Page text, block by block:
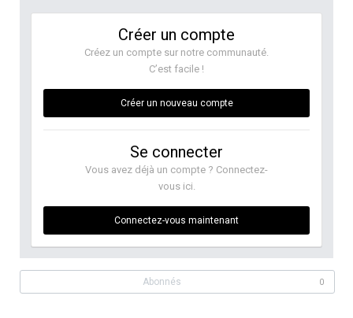
Créer un compte
Créez un compte sur notre communauté.
C’est facile !
Créer un nouveau compte
Se connecter
Vous avez déjà un compte ? Connectez-
vous ici.
Connectez-vous maintenant
Abonnés 0